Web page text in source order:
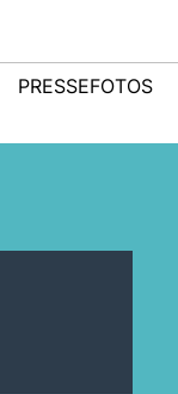
PRESSEFOTOS